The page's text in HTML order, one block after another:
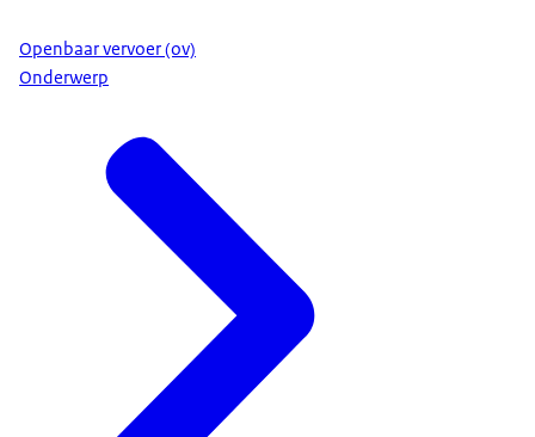
Openbaar vervoer (ov)
Onderwerp